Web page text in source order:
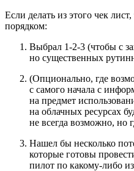
Если делать из этого чек
порядком:
Выбрал 1-2-3 (чтобы с
но существенных
(Опционально, где
с самого начала с
на предмет
на облачных ресурсах
не всегда возможно,
Нашел бы несколько
которые готовы
пилот по какому‑либо